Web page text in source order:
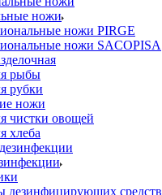
ножи
ножи PIRGE
ножи SACOPISA
рыбы
рубки
ножи
чистки овощей
хлеба
дезинфицирующих средств